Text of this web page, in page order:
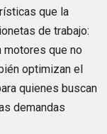
que la
de trabajo:
motores que no
optimizan el
quienes buscan
demandas